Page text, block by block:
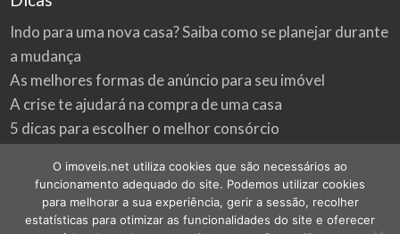
Indo para uma nova casa? Saiba como se planejar durante
a mudança
As melhores formas de anúncio para seu imóvel
A crise te ajudará na compra de uma casa
5 dicas para escolher o melhor consórcio
Onde procurar as melhores oportunidades do mercado
imobiliário
O imoveis.net utiliza cookies que são necessários ao
funcionamento adequado do site. Podemos utilizar cookies
para melhorar a sua experiência, gerir a sessão, recolher
estatísticas para otimizar as funcionalidades do site e oferecer